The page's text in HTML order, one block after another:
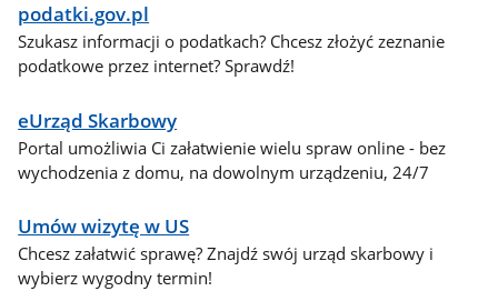
podatki.gov.pl
Szukasz informacji o podatkach? Chcesz złożyć zeznanie
podatkowe przez internet? Sprawdź!
eUrząd Skarbowy
Portal umożliwia Ci załatwienie wielu spraw online - bez
wychodzenia z domu, na dowolnym urządzeniu, 24/7
Umów wizytę w US
Chcesz załatwić sprawę? Znajdź swój urząd skarbowy i
wybierz wygodny termin!